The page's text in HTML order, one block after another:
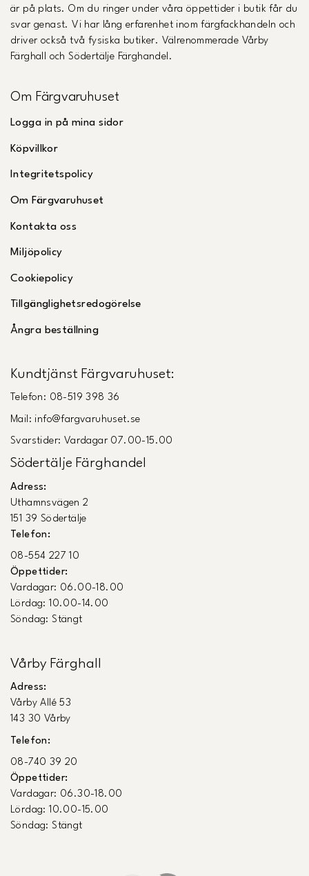
är på plats. Om du ringer under våra öppettider i butik får du
svar genast. Vi har lång erfarenhet inom färgfackhandeln och
driver också två fysiska butiker. Välrenommerade Vårby
Färghall och Södertälje Färghandel.
Om Färgvaruhuset
Logga in på mina sidor
Köpvillkor
Integritetspolicy
Om Färgvaruhuset
Kontakta oss
Miljöpolicy
Cookiepolicy
Tillgänglighetsredogörelse
Ångra beställning
Kundtjänst Färgvaruhuset:
Telefon: 08-519 398 36
Mail: info@fargvaruhuset.se
Svarstider: Vardagar 07.00-15.00
Södertälje Färghandel
Adress:
Uthamnsvägen 2
151 39 Södertälje
Telefon:
08-554 227 10
Öppettider:
Vardagar: 06.00-18.00
Lördag: 10.00-14.00
Söndag: Stängt
Vårby Färghall
Adress:
Vårby Allé 53
143 30 Vårby
Telefon:
08-740 39 20
Öppettider:
Vardagar: 06.30-18.00
Lördag: 10.00-15.00
Söndag: Stängt